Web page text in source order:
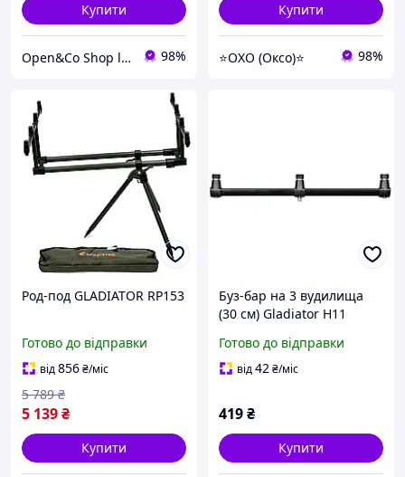
Купити
Open&Co Shop l Товари з Європи 98%
Купити
⭐OXO (Оксо)⭐ 98%
Род-под GLADIATOR RP153
Готово до відправки
від856₴/міс
5 139₴
5 789 ₴
Купити
Буз-бар на 3 вудилища
(30 см) Gladiator H11
Готово до відправки
від42₴/міс
419₴
Купити